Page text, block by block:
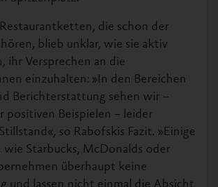
die schon der
blieb unklar, wie sie aktiv
ihr Versprechen an die
einzuhalten: »In den Bereichen
Berichterstattung sehen wir –
positiven Beispielen – leider
so Rabofskis Fazit. »Einige
Starbucks, McDonalds oder
überhaupt keine